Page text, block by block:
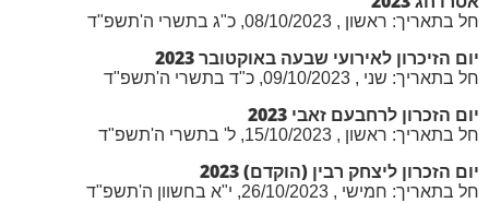
חל בתאריך: ראשון , 08/10/2023, כ"ג בתשרי ה'תשפ"ד
יום הזיכרון לאירועי שבעה באוקטובר 2023
חל בתאריך: שני , 09/10/2023, כ"ד בתשרי ה'תשפ"ד
יום הזכרון לרחבעם זאבי 2023
חל בתאריך: ראשון , 15/10/2023, ל' בתשרי ה'תשפ"ד
יום הזכרון ליצחק רבין (הוקדם) 2023
חל בתאריך: חמישי , 26/10/2023, י"א בחשוון ה'תשפ"ד